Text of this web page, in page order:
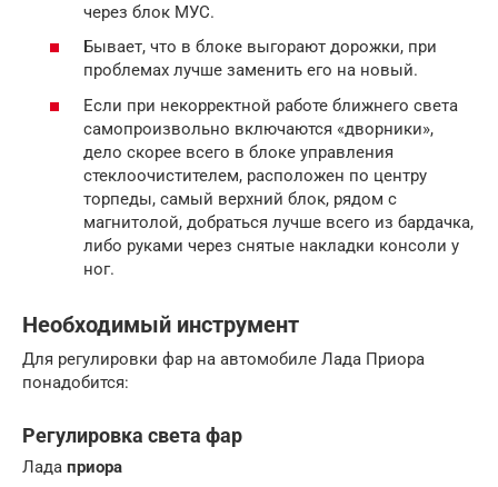
через блок МУС.
Бывает, что в блоке выгорают дорожки, при
проблемах лучше заменить его на новый.
Если при некорректной работе ближнего света
самопроизвольно включаются «дворники»,
дело скорее всего в блоке управления
стеклоочистителем, расположен по центру
торпеды, самый верхний блок, рядом с
магнитолой, добраться лучше всего из бардачка,
либо руками через снятые накладки консоли у
ног.
Необходимый инструмент
Для регулировки фар на автомобиле Лада Приора
понадобится:
Регулировка света фар
Лада приора